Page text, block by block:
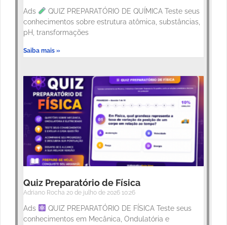
Ads
QUIZ PREPARATÓRIO DE QUÍMICA Teste seus
conhecimentos sobre estrutura atômica, substâncias,
pH, transformações
Saiba mais »
Quiz Preparatório de Física
Adriano Rocha 20 de julho de 2026 10:26
Ads
QUIZ PREPARATÓRIO DE FÍSICA Teste seus
conhecimentos em Mecânica, Ondulatória e